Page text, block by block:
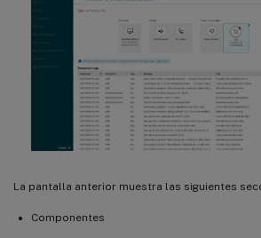
La pantalla anterior muestra las siguientes
Componentes